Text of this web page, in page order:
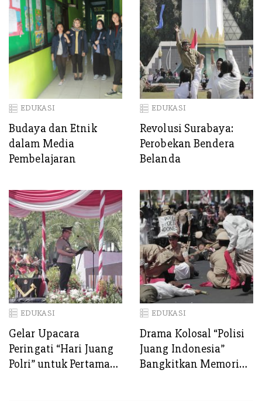
EDUKASI
Budaya dan Etnik
dalam Media
Pembelajaran
EDUKASI
Revolusi Surabaya:
Perobekan Bendera
Belanda
EDUKASI
Gelar Upacara
Peringati “Hari Juang
Polri” untuk Pertama
EDUKASI
Drama Kolosal “Polisi
Juang Indonesia”
Bangkitkan Memori